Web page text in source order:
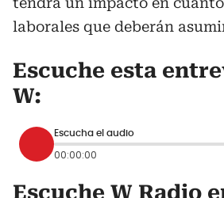
laborales que deberán
Escuche esta
W:
Escucha el audio
00:00:00
Escuche W Radio